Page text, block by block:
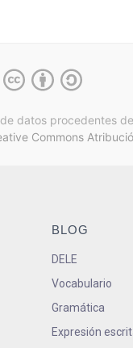
datos procedentes
Commons
BLOG
DELE
Vocabulario
Gramática
Expresión